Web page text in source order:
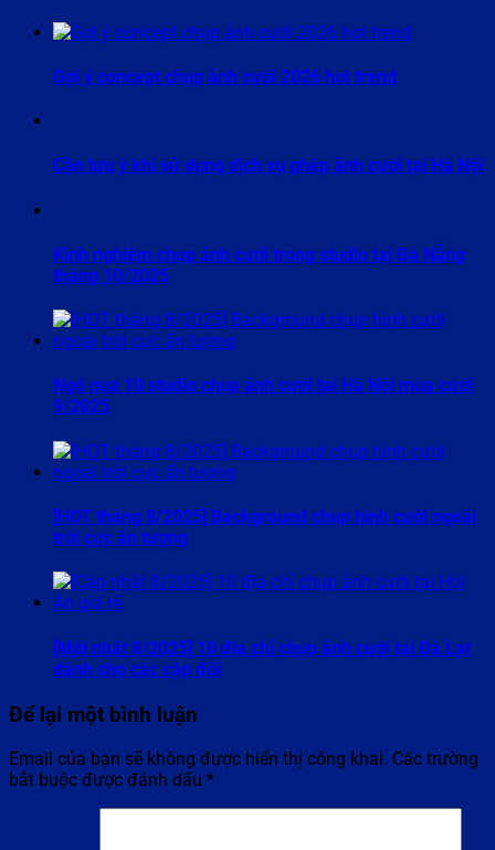
Gợi ý concept chụp ảnh cưới 2026 hot trend
Cần lưu ý khi sử dụng dịch vụ ghép ảnh cưới tại Hà Nội
Kinh nghiệm chụp ảnh cưới trong studio tại Đà Nẵng
tháng 10/2025
Ngó qua 10 studio chụp ảnh cưới tại Hà Nội mùa cưới
9/2025
[HOT tháng 8/2025] Background chụp hình cưới ngoài
trời cực ấn tượng
[Mới nhất 8/2025] 10 địa chỉ chụp ảnh cưới tại Đà Lạt
dành cho các cặp đôi
Để lại một bình luận
Email của bạn sẽ không được hiển thị công khai. Các trường
bắt buộc được đánh dấu *